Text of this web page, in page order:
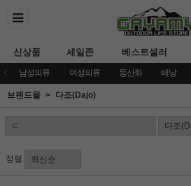
신상품 세일존 베스트셀러
남성의류 여성의류 등산화 배낭
브랜드몰 다조(Dajo)
정렬